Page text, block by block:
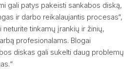
gali patys pakeisti sankabos diską,
ir darbo reikalaujantis procesas“,
neturite tinkamų įrankių ir žinių,
profesionalams. Blogai
diskas gali sukelti daug problemų